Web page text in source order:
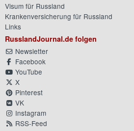
Visum für Russland
Krankenversicherung für Russland
Links
RusslandJournal.de folgen
Newsletter
Facebook
YouTube
X
Pinterest
VK
Instagram
RSS-Feed